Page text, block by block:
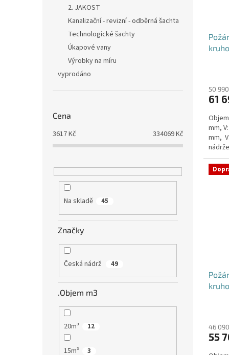
2. JAKOST
Kanalizační - revizní - odběrná šachta
Technologické šachty
Úkapové vany
Výrobky na míru
vyprodáno
Cena
3617Kč 334069Kč
Na skladě 45
Značky
Česká nádrž 49
.Objem m3
20m³ 12
15m³ 3
50
61
mm,
mm,
nádrž
46
55